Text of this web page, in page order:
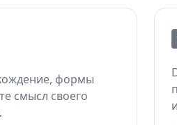
формы
смысл своего